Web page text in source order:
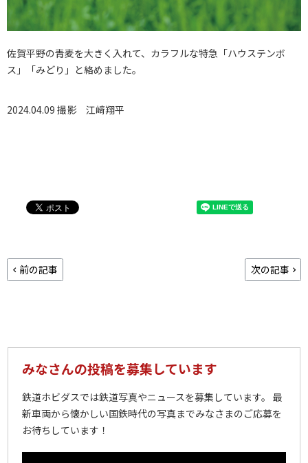
佐賀平野の青麦を大きく入れて、カラフルな特急「ハウステンボ
ス」「みどり」と絡めました。
2024.04.09 撮影 江﨑翔平
前の記事 次の記事
みなさんの投稿を募集しています
鉄道ホビダスでは鉄道写真やニュースを募集しています。 最
新車両から懐かしい国鉄時代の写真までみなさまのご応募を
お待ちしています！